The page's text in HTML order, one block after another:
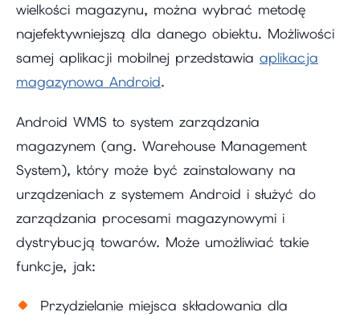
wielkości magazynu, można wybrać metodę
najefektywniejszą dla danego obiektu. Możliwości
samej aplikacji mobilnej przedstawia aplikacja
magazynowa Android.
Android WMS to system zarządzania
magazynem (ang. Warehouse Management
System), który może być zainstalowany na
urządzeniach z systemem Android i służyć do
zarządzania procesami magazynowymi i
dystrybucją towarów. Może umożliwiać takie
funkcje, jak:
Przydzielanie miejsca składowania dla